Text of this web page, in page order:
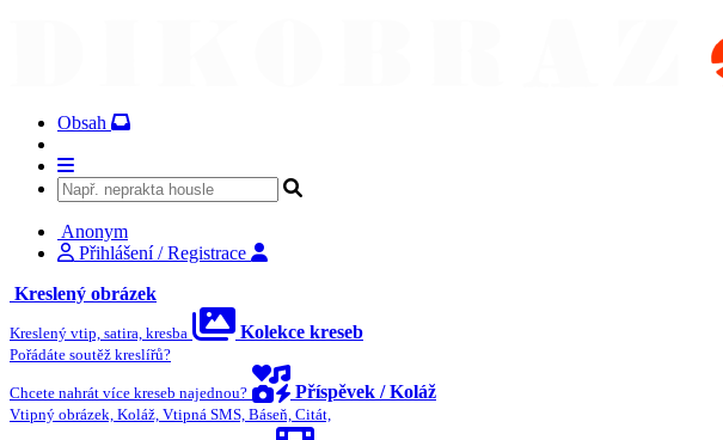
Obsah
Anonym
Přihlášení / Registrace
Kreslený obrázek
Kreslený vtip, satira, kresba Kolekce kreseb
Pořádáte soutěž kreslířů?
Chcete nahrát více kreseb najednou? Příspěvek / Koláž
Vtipný obrázek, Koláž, Vtipná SMS, Báseň, Citát,